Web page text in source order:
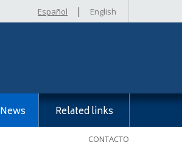
Español | English
News Related links
CONTACTO